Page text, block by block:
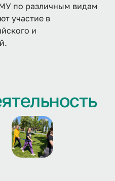
по различным видам
участие в
и